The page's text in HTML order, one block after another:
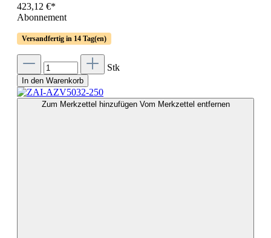
423,12 €*
Abonnement
Versandfertig in 14 Tag(en)
Stk
In den Warenkorb
Zum Merkzettel hinzufügen Vom Merkzettel entfernen